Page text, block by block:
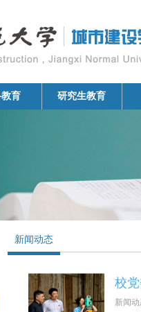
育 研究生教育
新闻动态
校
新闻